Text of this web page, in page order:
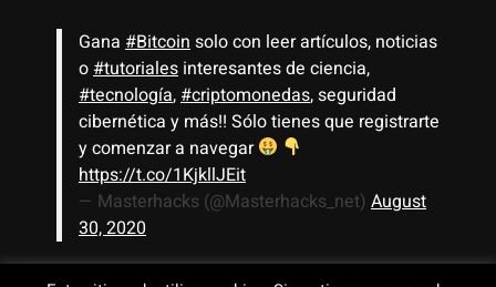
Gana #Bitcoin solo con leer artículos, noticias
o #tutoriales interesantes de ciencia,
#tecnología, #criptomonedas, seguridad
cibernética y más!! Sólo tienes que registrarte
y comenzar a navegar
https://t.co/1KjkllJEit
— Masterhacks (@Masterhacks_net) August
30, 2020